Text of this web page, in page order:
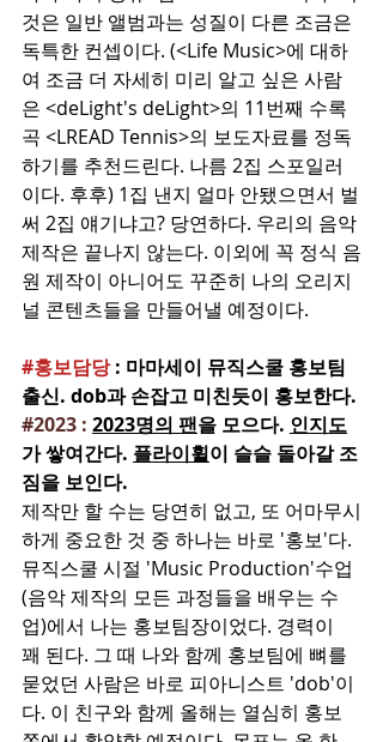
것은 일반 앨범과는 성질이 다른 조금은
독특한 컨셉이다. (<Life Music>에 대하
여 조금 더 자세히 미리 알고 싶은 사람
은 <deLight's deLight>의 11번째 수록
곡 <LREAD Tennis>의 보도자료를 정독
하기를 추천드린다. 나름 2집 스포일러
이다. 후후) 1집 낸지 얼마 안됐으면서 벌
써 2집 얘기냐고? 당연하다. 우리의 음악
제작은 끝나지 않는다. 이외에 꼭 정식 음
원 제작이 아니어도 꾸준히 나의 오리지
널 콘텐츠들을 만들어낼 예정이다.
#홍보담당 : 마마세이 뮤직스쿨 홍보팀
출신. dob과 손잡고 미친듯이 홍보한다.
#2023 : 2023명의 팬을 모으다. 인지도
가 쌓여간다. 플라이휠이 슬슬 돌아갈 조
짐을 보인다.
제작만 할 수는 당연히 없고, 또 어마무시
하게 중요한 것 중 하나는 바로 '홍보'다.
뮤직스쿨 시절 'Music Production'수업
(음악 제작의 모든 과정들을 배우는 수
업)에서 나는 홍보팀장이었다. 경력이
꽤 된다. 그 때 나와 함께 홍보팀에 뼈를
묻었던 사람은 바로 피아니스트 'dob'이
다. 이 친구와 함께 올해는 열심히 홍보